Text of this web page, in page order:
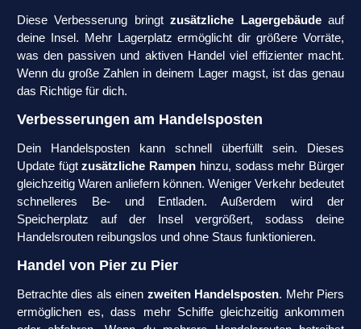
Diese Verbesserung bringtzusätzliche Lagergebäudeauf
deine Insel. Mehr Lagerplatz ermöglicht dir größere Vorräte,
was den passiven und aktiven Handel viel effizienter macht.
Wenn du große Zahlen in deinem Lager magst, ist das genau
das Richtige für dich.
Verbesserungen am Handelsposten
Dein Handelsposten kann schnell überfüllt sein. Dieses
Update fügtzusätzliche Rampen hinzu, sodass mehr Bürger
gleichzeitig Waren anliefern können. Weniger Verkehr bedeutet
schnelleres Be- und Entladen. Außerdem wird der
Speicherplatz auf der Insel vergrößert, sodass deine
Handelsrouten reibungslos und ohne Staus funktionieren.
Handel von Pier zu Pier
Betrachte dies als einen zweiten Handelsposten. Mehr Piers
ermöglichen es, dass mehr Schiffe gleichzeitig ankommen